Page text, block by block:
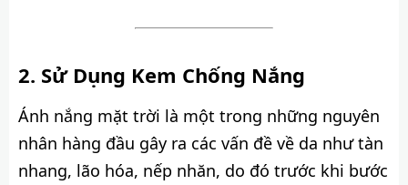
Sử Dụng Kem Chống Nắng
Ánh nắng mặt trời là một trong những nguyên
nhân hàng đầu gây ra các vấn đề về da như tàn
nhang, lão hóa, nếp nhăn, do đó trước khi bước